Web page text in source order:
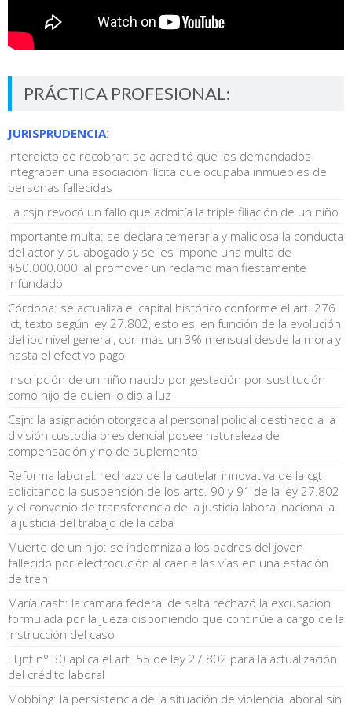
PRÁCTICA PROFESIONAL:
JURISPRUDENCIA:
Interdicto de recobrar: se acreditó que los demandados
integraban una asociación ilícita que ocupaba inmuebles de
personas fallecidas
La csjn revocó un fallo que admitía la triple filiación de un niño
Importante multa: se declara temeraria y maliciosa la conducta
del actor y su abogado y se les impone una multa de
$50.000.000, al promover un reclamo manifiestamente
infundado
Córdoba: se actualiza el capital histórico conforme el art. 276
lct, texto según ley 27.802, esto es, en función de la evolución
del ipc nivel general, con más un 3% mensual desde la mora y
hasta el efectivo pago
Inscripción de un niño nacido por gestación por sustitución
como hijo de quien lo dio a luz
Csjn: la asignación otorgada al personal policial destinado a la
división custodia presidencial posee naturaleza de
compensación y no de suplemento
Reforma laboral: rechazo de la cautelar innovativa de la cgt
solicitando la suspensión de los arts. 90 y 91 de la ley 27.802
y el convenio de transferencia de la justicia laboral nacional a
la justicia del trabajo de la caba
Muerte de un hijo: se indemniza a los padres del joven
fallecido por electrocución al caer a las vías en una estación
de tren
María cash: la cámara federal de salta rechazó la excusación
formulada por la jueza disponiendo que continúe a cargo de la
instrucción del caso
El jnt n° 30 aplica el art. 55 de ley 27.802 para la actualización
del crédito laboral
Mobbing: la persistencia de la situación de violencia laboral sin